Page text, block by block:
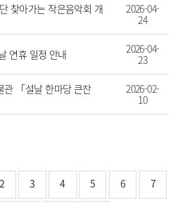
찾아가는 작은음악회 개
2026-04-
24
연휴 일정 안내
2026-04-
23
관 「설날 한마당 큰잔
2026-02-
10
2 3 4 5 6 7